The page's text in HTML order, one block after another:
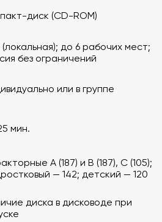
(120 вопросов/ 8-12 лет).
есть возможность печати
и бланков ответов с
обработкой результатов.
выпускается в трех
только при наличии диска в
Эта версия предназначена
тестирования. Компьютеры
диск (CD-ROM)
(локальная); до 6 рабочих мест;
без ограничений
или в группе
мин.
A (187) и B (187), C (105);
— 142; детский — 120
диска в дисководе при